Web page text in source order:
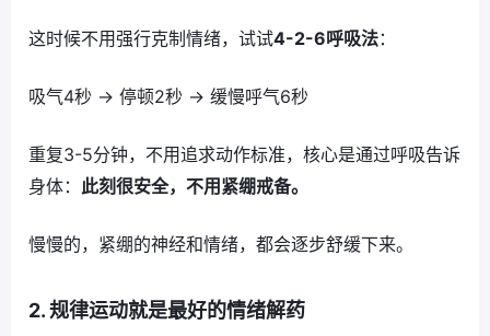
这时候不用强行克制情绪，试试4-2-6呼吸法：
吸气4秒 → 停顿2秒 → 缓慢呼气6秒
重复3-5分钟，不用追求动作标准，核心是通过呼吸告诉
身体： 此刻很安全，不用紧绷戒备。
慢慢的，紧绷的神经和情绪，都会逐步舒缓下来。
2. 规律运动就是最好的情绪解药